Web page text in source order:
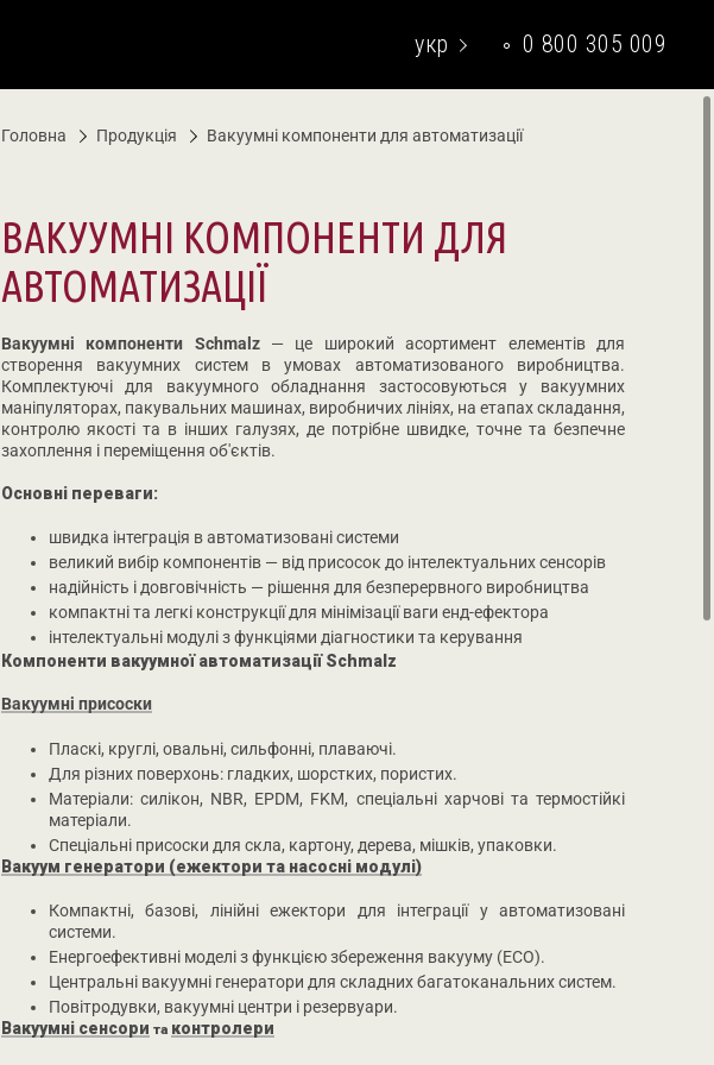
0 800 305 009
укр
Головна Продукція Вакуумні компоненти для автоматизації
ВАКУУМНІ КОМПОНЕНТИ ДЛЯ
АВТОМАТИЗАЦІЇ
Вакуумні компоненти Schmalz— це широкий асортимент елементів для
створення вакуумних систем в умовах автоматизованого виробництва.
Комплектуючі для вакуумного обладнання застосовуються у вакуумних
маніпуляторах, пакувальних машинах, виробничих лініях, на етапах складання,
контролю якості та в інших галузях, де потрібне швидке, точне та безпечне
захоплення і переміщення об'єктів.
Основні переваги:
швидка інтеграція в автоматизовані системи
великий вибір компонентів — від присосок до інтелектуальних сенсорів
надійність і довговічність — рішення для безперервного виробництва
компактні та легкі конструкції для мінімізації ваги енд-ефектора
інтелектуальні модулі з функціями діагностики та керування
Компоненти вакуумної автоматизації Schmalz
Вакуумні присоски
Пласкі, круглі, овальні, сильфонні, плаваючі.
Для різних поверхонь: гладких, шорстких, пористих.
Матеріали: силікон, NBR, EPDM, FKM, спеціальні харчові та термостійкі
матеріали.
Спеціальні присоски для скла, картону, дерева, мішків, упаковки.
Вакуум генератори (ежектори та насосні модулі)
Компактні, базові, лінійні ежектори для інтеграції у автоматизовані
системи.
Енергоефективні моделі з функцією збереження вакууму (ECO).
Центральні вакуумні генератори для складних багатоканальних систем.
Повітродувки, вакуумні центри і резервуари.
Вакуумні сенсори та контролери